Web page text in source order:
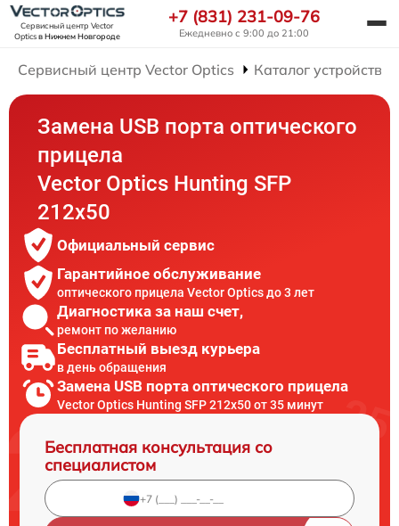
Сервисный центр Vector
Opticsв Нижнем Новгороде
+7 (831) 231-09-76
Ежедневно с 9:00 до 21:00
Сервисный центр Vector Optics Каталог устройств
Замена USB порта оптического
прицела
Vector Optics Hunting SFP
212x50
Официальный сервис
Гарантийное обслуживание
оптического прицела Vector Optics до 3 лет
Диагностика за наш счет,
ремонт по желанию
Бесплатный выезд курьера
в день обращения
Замена USB порта оптического прицела
Vector Optics Hunting SFP 212x50 от 35 минут
Бесплатная консультация со
специалистом